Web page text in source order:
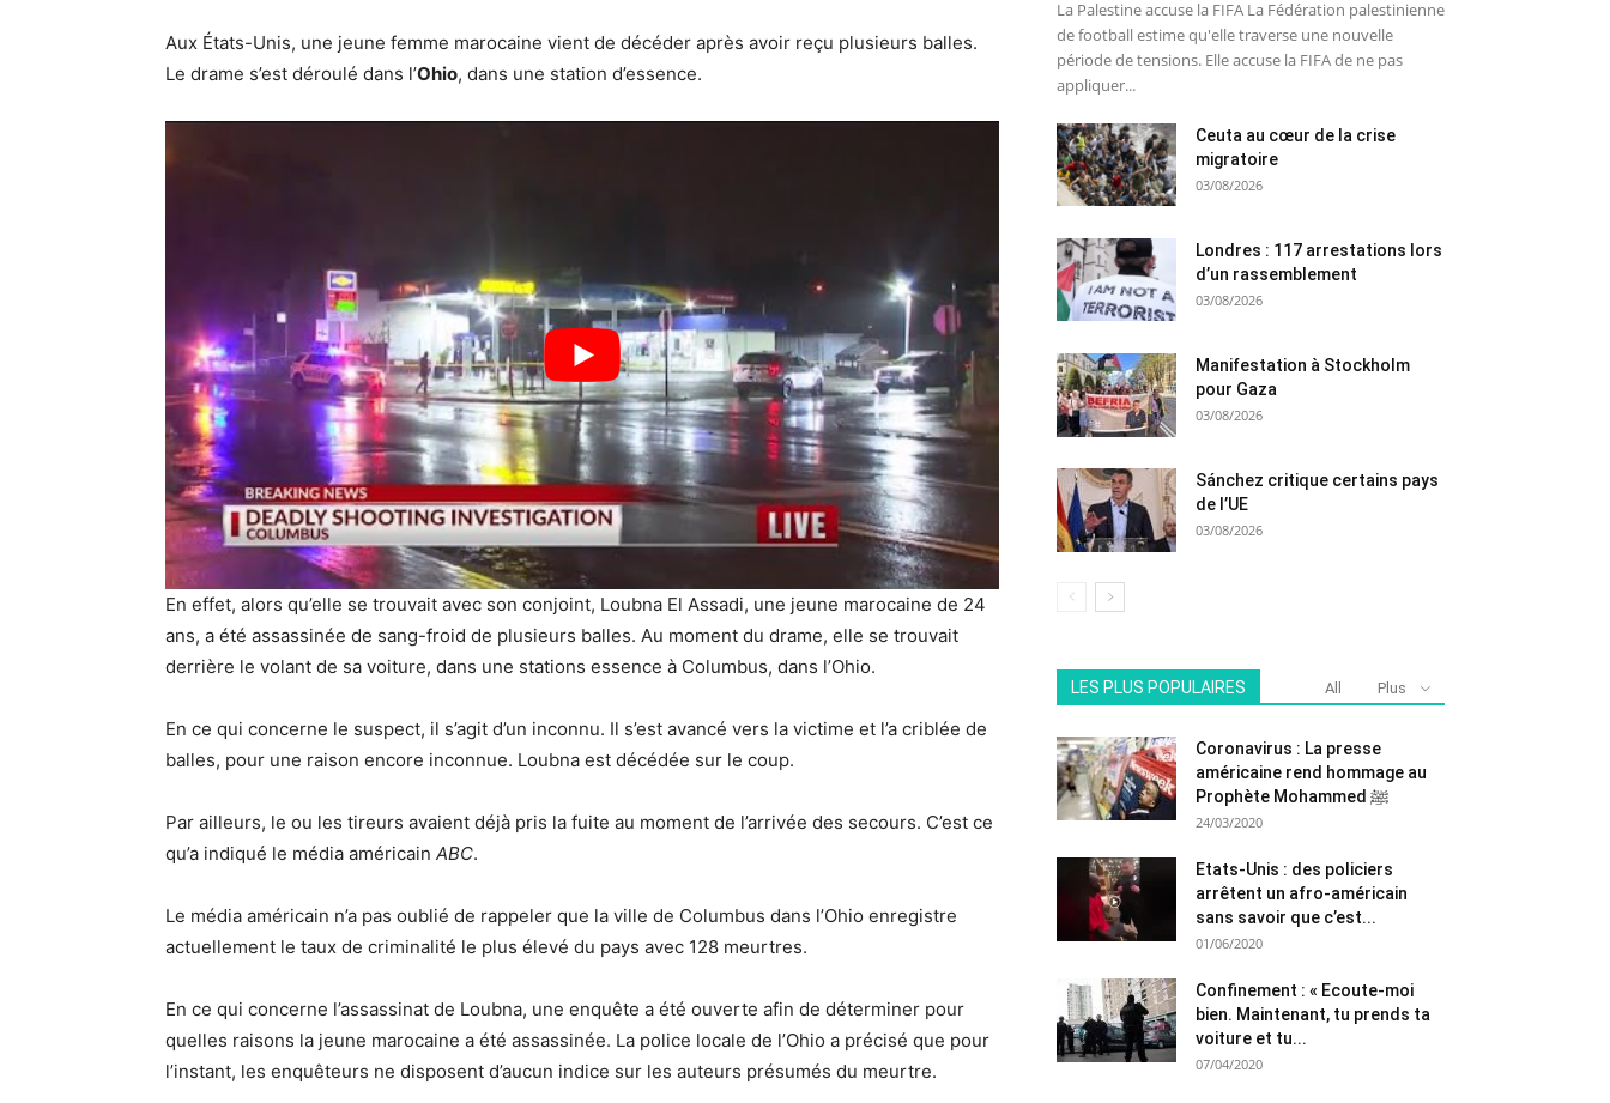
Aux États-Unis, une jeune femme marocaine vient de décéder après avoir reçu plusieurs balles.
Le drame s’est déroulé dans l’Ohio, dans une station d’essence.
En effet, alors qu’elle se trouvait avec son conjoint, Loubna El Assadi, une jeune marocaine de 24
ans, a été assassinée de sang-froid de plusieurs balles. Au moment du drame, elle se trouvait
derrière le volant de sa voiture, dans une stations essence à Columbus, dans l’Ohio.
En ce qui concerne le suspect, il s’agit d’un inconnu. Il s’est avancé vers la victime et l’a criblée de
balles, pour une raison encore inconnue. Loubna est décédée sur le coup.
Par ailleurs, le ou les tireurs avaient déjà pris la fuite au moment de l’arrivée des secours. C’est ce
qu’a indiqué le média américain ABC.
Le média américain n’a pas oublié de rappeler que la ville de Columbus dans l’Ohio enregistre
actuellement le taux de criminalité le plus élevé du pays avec 128 meurtres.
En ce qui concerne l’assassinat de Loubna, une enquête a été ouverte afin de déterminer pour
quelles raisons la jeune marocaine a été assassinée. La police locale de l’Ohio a précisé que pour
l’instant, les enquêteurs ne disposent d’aucun indice sur les auteurs présumés du meurtre.
La Palestine accuse la FIFA La Fédération palestinienne
de football estime qu'elle traverse une nouvelle
période de tensions. Elle accuse la FIFA de ne pas
appliquer...
Ceuta au cœur de la crise
migratoire
03/08/2026
Londres : 117 arrestations lors
d’un rassemblement
03/08/2026
Manifestation à Stockholm
pour Gaza
03/08/2026
Sánchez critique certains pays
de l’UE
03/08/2026
LES PLUS POPULAIRES All Plus
Coronavirus : La presse
américaine rend hommage au
Prophète Mohammed ﷺ
24/03/2020
Etats-Unis : des policiers
arrêtent un afro-américain
sans savoir que c’est...
01/06/2020
Confinement : « Ecoute-moi
bien. Maintenant, tu prends ta
voiture et tu...
07/04/2020